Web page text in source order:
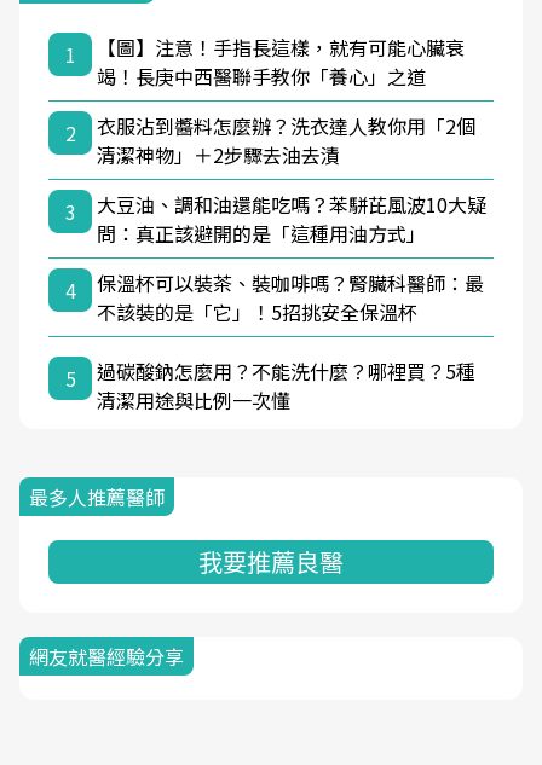
1
【圖】注意！手指長這樣，就有可能心臟衰
竭！長庚中西醫聯手教你「養心」之道
2
衣服沾到醬料怎麼辦？洗衣達人教你用「2個
清潔神物」＋2步驟去油去漬
3
大豆油、調和油還能吃嗎？苯駢芘風波10大疑
問：真正該避開的是「這種用油方式」
4
保溫杯可以裝茶、裝咖啡嗎？腎臟科醫師：最
不該裝的是「它」！5招挑安全保溫杯
5
過碳酸鈉怎麼用？不能洗什麼？哪裡買？5種
清潔用途與比例一次懂
最多人推薦醫師
我要推薦良醫
網友就醫經驗分享